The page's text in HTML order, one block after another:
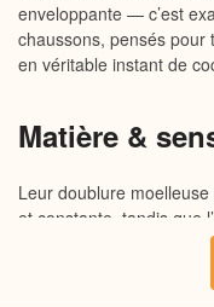
enveloppante — c’est
chaussons, pensés pour
en véritable instant de
Matière &
Leur doublure
et constante, tandis que
naturellement la forme
garantit un amorti
carrelé froid au tapis